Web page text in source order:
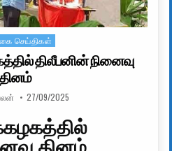
in
செய்திகள்
திலீபனின் நினைவு
தினம்
PUBLISHED DATE:
27/09/2025